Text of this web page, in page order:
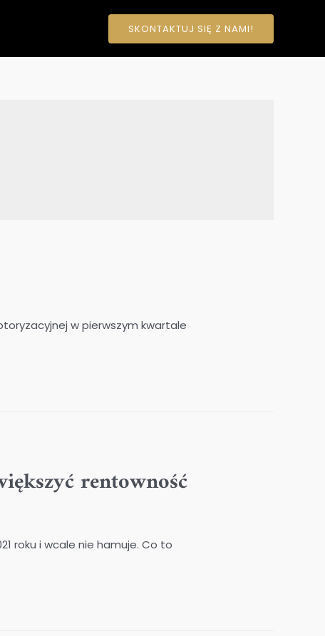
SKONTAKTUJ SIĘ Z NAMI!
w pierwszym kwartale
rentowność
roku i wcale nie hamuje. Co to